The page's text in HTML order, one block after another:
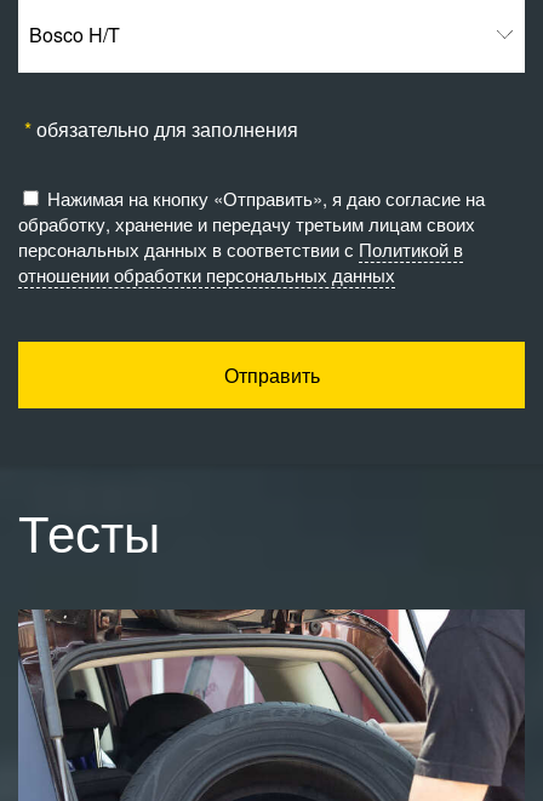
Bosco H/T
обязательно для заполнения
Нажимая на кнопку «Отправить», я даю согласие на
обработку, хранение и передачу третьим лицам своих
персональных данных в соответствии с Политикой в
отношении обработки персональных данных
Отправить
Тесты